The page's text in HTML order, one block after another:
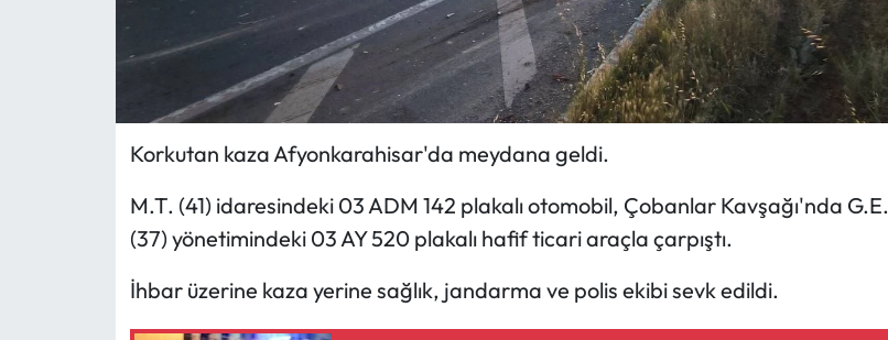
Korkutan kaza Afyonkarahisar'da meydana geldi.
M.T. (41) idaresindeki 03 ADM 142 plakalı otomobil, Çobanlar Kavşağı'nda G.E.
(37) yönetimindeki 03 AY 520 plakalı hafif ticari araçla çarpıştı.
İhbar üzerine kaza yerine sağlık, jandarma ve polis ekibi sevk edildi.
RESMİ İLANLAR
HABER İLAN